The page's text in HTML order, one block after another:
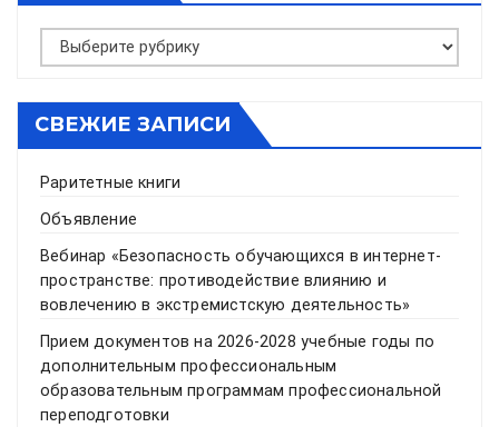
Рубрики
СВЕЖИЕ ЗАПИСИ
Раритетные книги
Объявление
Вебинар «Безопасность обучающихся в интернет-
пространстве: противодействие влиянию и
вовлечению в экстремистскую деятельность»
Прием документов на 2026-2028 учебные годы по
дополнительным профессиональным
образовательным программам профессиональной
переподготовки